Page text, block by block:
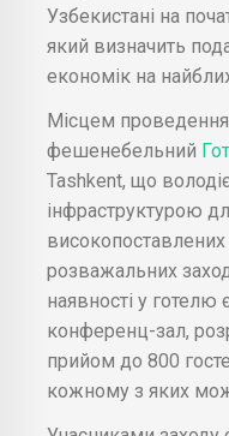
Узбекистані на
який визначить
економік на
Місцем
фешенебельний
Tashkent, що
інфраструктурою
високопоставлених
розважальних
наявності у готелю
конференц-зал,
прийом до 800
кожному з яких